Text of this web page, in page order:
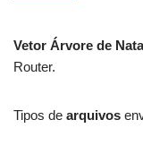
Vetor Árvore de
Router.
Tipos de arquivos